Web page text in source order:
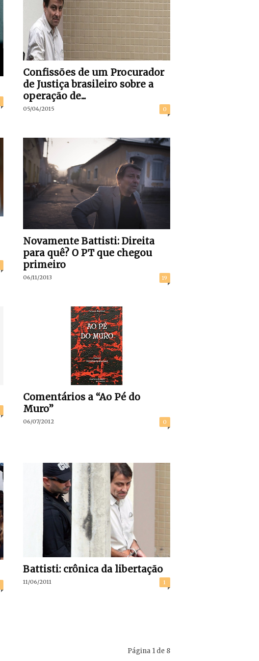
Confissões de um Procurador
de Justiça brasileiro sobre a
operação de...
05/04/2015 0
Novamente Battisti: Direita
para quê? O PT que chegou
primeiro
06/11/2013 19
Comentários a “Ao Pé do
Muro”
06/07/2012 0
Battisti: crônica da libertação
11/06/2011 1
Página 1 de 8